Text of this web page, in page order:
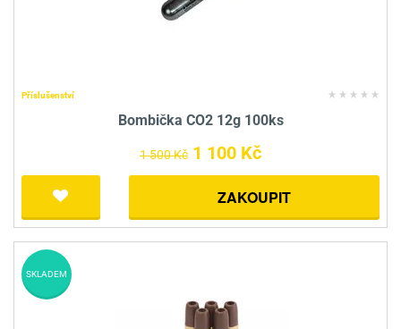
Příslušenství
Bombička CO2 12g 100ks
1 500 Kč 1 100 Kč
ZAKOUPIT
SKLADEM